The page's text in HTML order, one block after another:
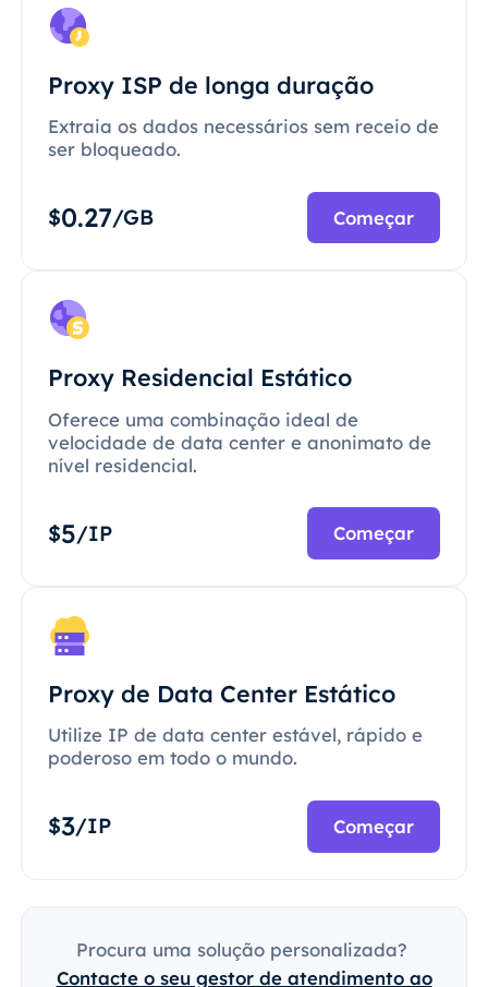
Proxy ISP de longa duração
Extraia os dados necessários sem receio de
ser bloqueado.
$0.27/GB Começar
Proxy Residencial Estático
Oferece uma combinação ideal de
velocidade de data center e anonimato de
nível residencial.
$5/IP Começar
Proxy de Data Center Estático
Utilize IP de data center estável, rápido e
poderoso em todo o mundo.
$3/IP Começar
Procura uma solução personalizada?
Contacte o seu gestor de atendimento ao